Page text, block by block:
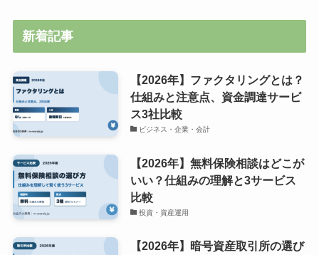
新着記事
【2026年】ファクタリングとは？
仕組みと注意点、資金調達サービ
ス3社比較
ビジネス・企業・会計
【2026年】無料保険相談はどこが
いい？仕組みの理解と3サービス
比較
投資・資産運用
【2026年】暗号資産取引所の選び